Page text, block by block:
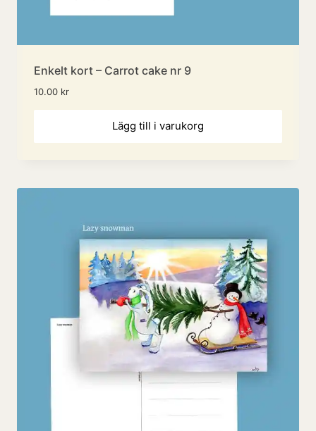
Enkelt kort – Carrot cake nr 9
10.00 kr
Lägg till i varukorg